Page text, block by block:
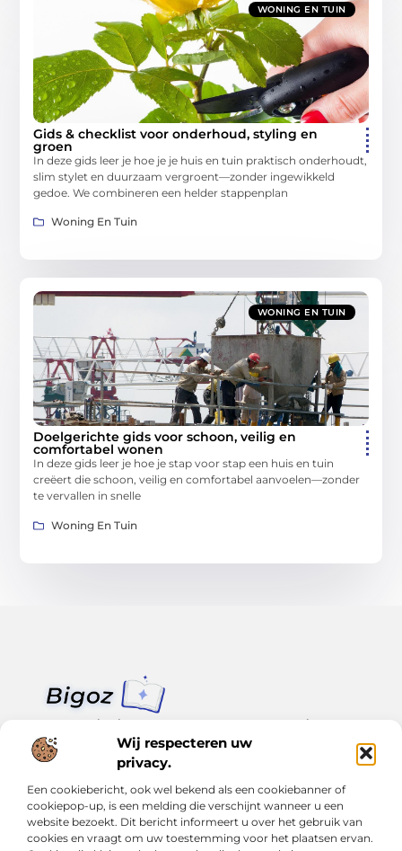
Wij respecteren uw
privacy.
Een cookiebericht, ook wel bekend als een cookiebanner of
cookiepop-up, is een melding die verschijnt wanneer u een
website bezoekt. Dit bericht informeert u over het gebruik van
cookies en vraagt om uw toestemming voor het plaatsen ervan.
WONING EN TUIN
Gids & checklist voor onderhoud, styling en
groen
In deze gids leer je hoe je je huis en tuin praktisch onderhoudt,
slim stylet en duurzaam vergroent—zonder ingewikkeld
gedoe. We combineren een helder stappenplan
Woning En Tuin
WONING EN TUIN
Doelgerichte gids voor schoon, veilig en
comfortabel wonen
In deze gids leer je hoe je stap voor stap een huis en tuin
creëert die schoon, veilig en comfortabel aanvoelen—zonder
te vervallen in snelle
Woning En Tuin
Van klein nieuws tot grote trends – alles op Bigoz.nl.
Lees inspirerende blogs en artikelen over het dagelijks leven,
actualiteit en meer.
Bericht categorie